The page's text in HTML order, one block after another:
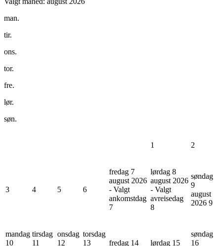
man.
tir.
ons.
tor.
fre.
lør.
søn.
1 2
3 4 5 6
fredag 7
august 2026
- Valgt
ankomstdag
7
lørdag 8
august 2026
- Valgt
avreisedag
8
søndag
9
august
2026 9
mandag
10
tirsdag
11
onsdag
12
torsdag
13
fredag 14 lørdag 15
søndag
16